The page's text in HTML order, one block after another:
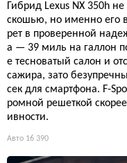
Гибрид Lexus NX 350h
скошью, но именно его
рет в проверенной
а — 39 миль на галлон
е тесноватый салон и
сажира, зато
сек для смартфона. F-
ромной решеткой
ивности.
Авто 16 390